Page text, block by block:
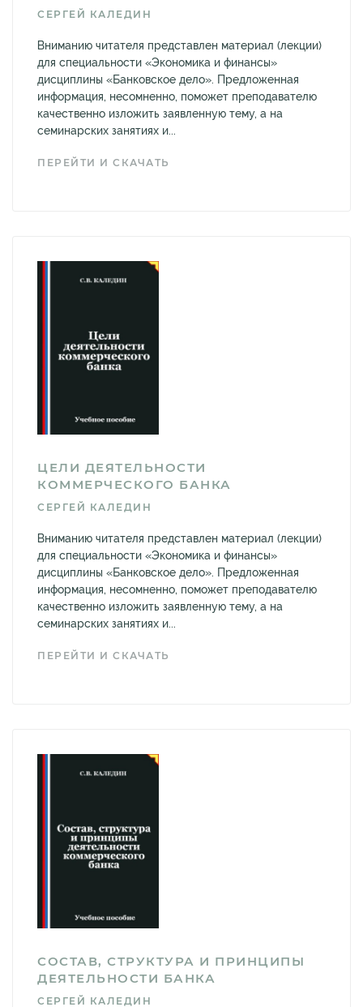
СЕРГЕЙ КАЛЕДИН
Вниманию читателя представлен материал (лекции)
для специальности «Экономика и финансы»
дисциплины «Банковское дело». Предложенная
информация, несомненно, поможет преподавателю
качественно изложить заявленную тему, а на
семинарских занятиях и...
ПЕРЕЙТИ И СКАЧАТЬ
ЦЕЛИ ДЕЯТЕЛЬНОСТИ
КОММЕРЧЕСКОГО БАНКА
СЕРГЕЙ КАЛЕДИН
Вниманию читателя представлен материал (лекции)
для специальности «Экономика и финансы»
дисциплины «Банковское дело». Предложенная
информация, несомненно, поможет преподавателю
качественно изложить заявленную тему, а на
семинарских занятиях и...
ПЕРЕЙТИ И СКАЧАТЬ
СОСТАВ, СТРУКТУРА И ПРИНЦИПЫ
ДЕЯТЕЛЬНОСТИ БАНКА
СЕРГЕЙ КАЛЕДИН